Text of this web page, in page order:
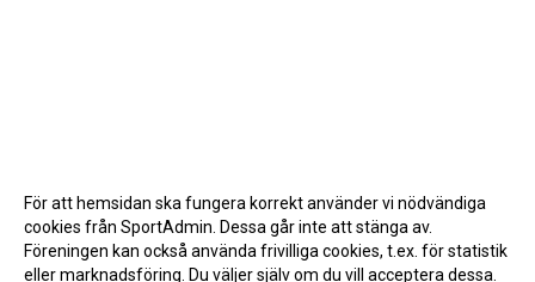
För att hemsidan ska fungera korrekt använder vi nödvändiga
cookies från SportAdmin. Dessa går inte att stänga av.
Föreningen kan också använda frivilliga cookies, t.ex. för statistik
eller marknadsföring. Du väljer själv om du vill acceptera dessa.